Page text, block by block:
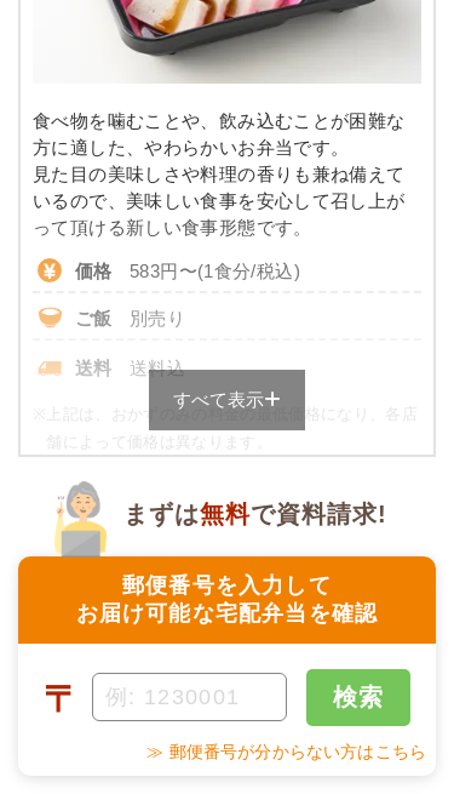
-
※ その他備考
メニューは日替わりです（メニューは一例です）
糖質 -
-
カリウム
コレステロール -
たんぱく調整食のメニュー例
ミートオムレツ
ブロッコリーソテー
豚肉のマヨネーズ炒め風
二色豆（黒豆・白花豆）
※メニューの補足
-
アジと茄子の胡麻味噌だれ
花人参
甘酢蓮根
だし巻き玉子
食べ物を噛むことや、飲み込むことが困難な
方に適した、やわらかいお弁当です。
見た目の美味しさや料理の香りも兼ね備えて
いるので、美味しい食事を安心して召し上が
って頂ける新しい食事形態です。
価格 583円〜(1食分/税込)
ご飯 別売り
送料 送料込
※
上記は、おかずのみの料金の最低価格になり、各店
舗によって価格は異なります。
お問合せください。
ムース食の栄養素例
品数 4品
塩分 1.3g
タンパク質 5.5g
すべて表示
郵便番号を入力して
お届け可能な宅配弁当を確認
まずは無料で資料請求!
〒 検索
≫ 郵便番号が分からない方はこちら